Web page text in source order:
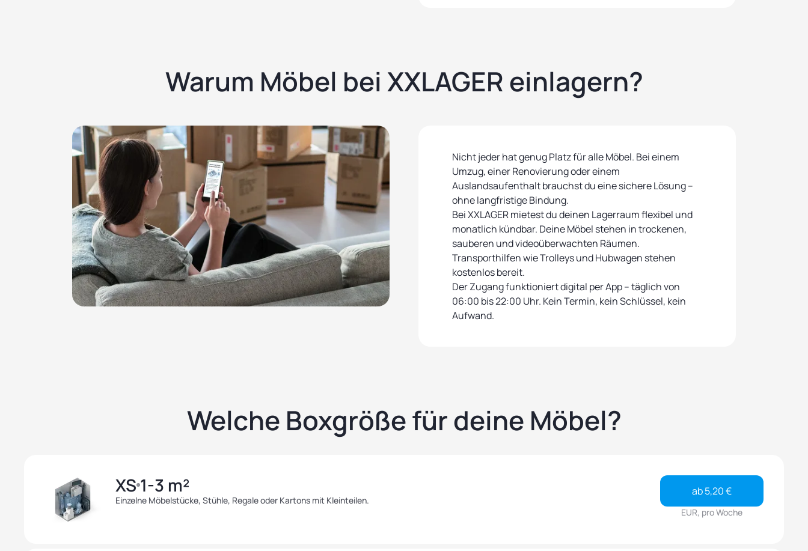
Warum Möbel bei XXLAGER einlagern?
Nicht jeder hat genug Platz für alle Möbel. Bei einem
Umzug, einer Renovierung oder einem
Auslandsaufenthalt brauchst du eine sichere Lösung –
ohne langfristige Bindung.
Bei XXLAGER mietest du deinen Lagerraum flexibel und
monatlich kündbar. Deine Möbel stehen in trockenen,
sauberen und videoüberwachten Räumen.
Transporthilfen wie Trolleys und Hubwagen stehen
kostenlos bereit.
Der Zugang funktioniert digital per App – täglich von
06:00 bis 22:00 Uhr. Kein Termin, kein Schlüssel, kein
Aufwand.
Welche Boxgröße für deine Möbel?
XS 1-3 m²
Einzelne Möbelstücke, Stühle, Regale oder Kartons mit Kleinteilen.
ab 5,20 €
EUR, pro Woche